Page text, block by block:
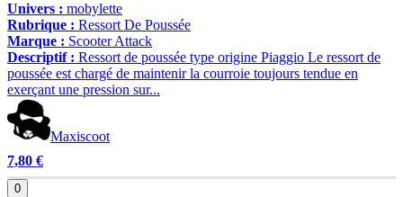
Univers : mobylette
Rubrique : Ressort De Poussée
Marque : Scooter Attack
Descriptif : Ressort de poussée type origine Piaggio Le ressort de
poussée est chargé de maintenir la courroie toujours tendue en
exerçant une pression sur...
Maxiscoot
7,80 €
0